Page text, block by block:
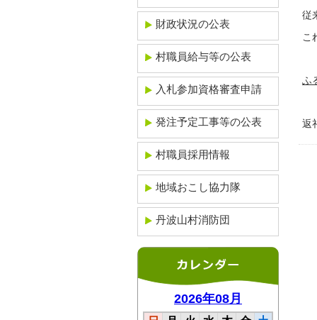
従
こ
ふ
返
財政状況の公表
村職員給与等の公表
入札参加資格審査申請
発注予定工事等の公表
村職員採用情報
地域おこし協力隊
丹波山村消防団